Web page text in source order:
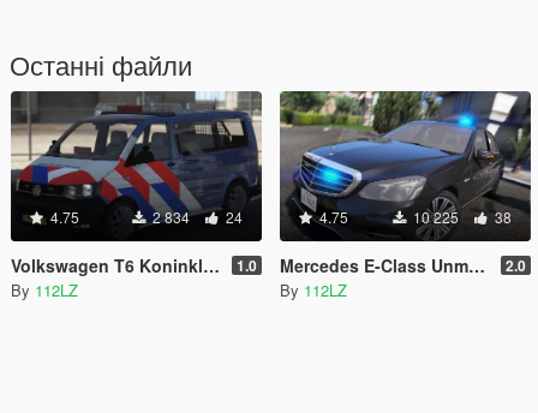
Останні файли
4.75 2 834 24
Volkswagen T6 Koninklijke Marechaussee [ELS] [REFLECTIVE] [TEMPLATE] 1.0
By 112LZ
4.75 10 225 38
Mercedes E-Class Unmarked | US/San Andreas Plates | [ELS] 2.0
By 112LZ